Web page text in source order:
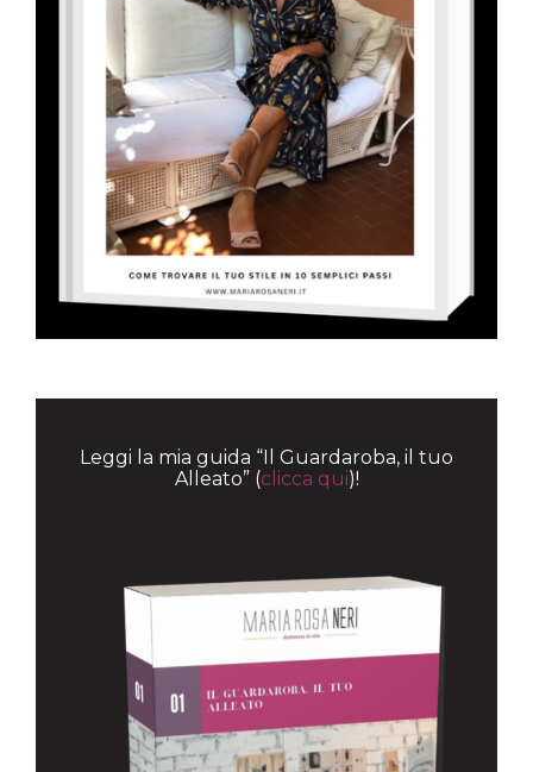
Leggi la mia guida “Il Guardaroba, il tuo
Alleato” (clicca qui)!